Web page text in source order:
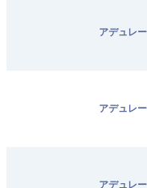
アデュレ
アデュレ
アデュレ